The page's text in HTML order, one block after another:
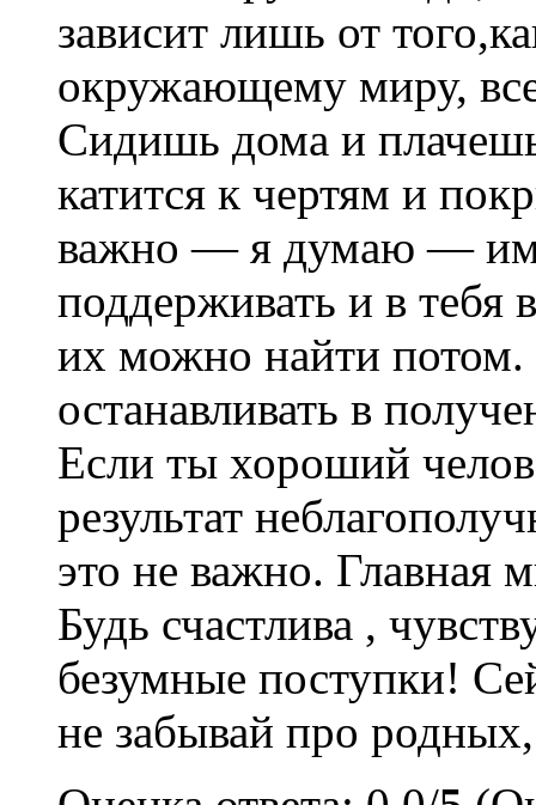
зависит лишь от
окружающему миру,
Сидишь дома и
катится к чертям и
важно — я думаю —
поддерживать и в тебя
их можно найти потом.
останавливать в
Если ты хороший
результат
это не важно. Главная
Будь счастлива ,
безумные поступки!
не забывай про